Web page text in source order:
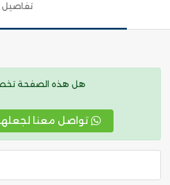
تفاصيل
هل هذه الصفحة
تواصل معنا